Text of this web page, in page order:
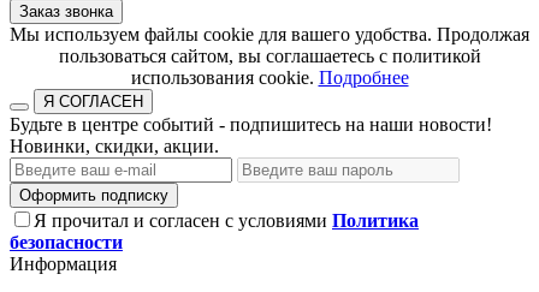
Заказ звонка
​​​​​​​Мы используем файлы cookie для вашего удобства. Продолжая
пользоваться сайтом, вы соглашаетесь с политикой
использования cookie.​​​​​​​ Подробнее
Я СОГЛАСЕН
Будьте в центре событий - подпишитесь на наши новости!
Новинки, скидки, акции.
Оформить подписку
Я прочитал и согласен с условиями Политика
безопасности
Информация